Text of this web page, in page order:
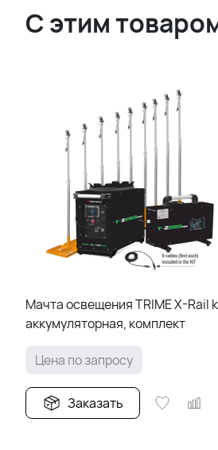
С этим
Мачта освещения TRIME X-Rail
аккумуляторная, комплект
Цена по запросу
Заказать